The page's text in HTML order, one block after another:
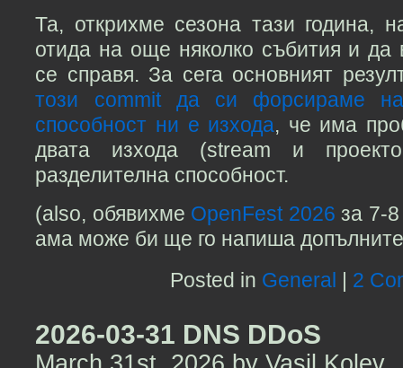
Та, открихме сезона тази година,
отида на още няколко събития и да
се справя. За сега основният
този commit да си форсираме на
способност ни е изхода, че има
двата изхода (stream и
разделителна способност.
(also, обявихме OpenFest 2026 за 7-
ама може би ще го напиша
Posted in General 2
2026-03-31 DNS DDoS